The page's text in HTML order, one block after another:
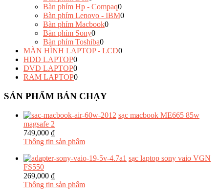
Bàn phím Hp - Compaq0
Bàn phím Lenovo - IBM0
Bàn phím Macbook0
Bàn phím Sony0
Bàn phím Toshiba0
MÀN HÌNH LAPTOP - LCD0
HDD LAPTOP0
DVD LAPTOP0
RAM LAPTOP0
SẢN PHẨM BÁN CHẠY
sạc macbook ME665 85w
magsafe 2
749,000 ₫
Thông tin sản phẩm
sạc laptop sony vaio VGN
FS550
269,000 ₫
Thông tin sản phẩm